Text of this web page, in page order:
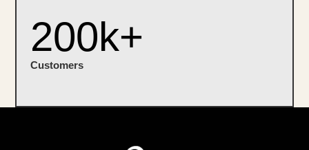
200k+
Customers